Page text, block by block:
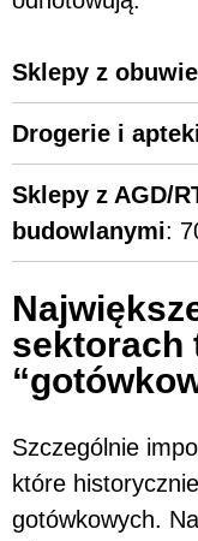
Sklepy z
Drogerie i
Sklepy z AGD/
budowlanymi:
sektorach
Szczególnie
które
gotówkowych.